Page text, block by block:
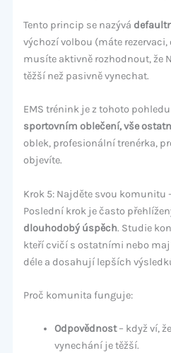
Tento princip se nazývá
výchozí volbou (máte
musíte aktivně rozhodnout, že
těžší než pasivně vynechat.
EMS trénink je z tohoto
sportovním oblečení, vše
oblek, profesionální trenérka,
objevíte.
Krok 5: Najděte svou
Poslední krok je často
dlouhodobý úspěch. Studie
kteří cvičí s ostatními nebo
déle a dosahují lepších
Proč komunita funguje:
Odpovědnost– když ví,
vynechání je těžší.